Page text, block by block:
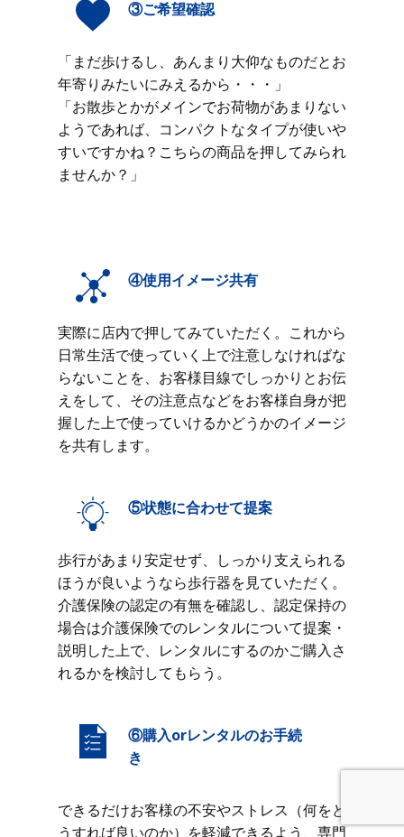
③ご希望確認
「まだ歩けるし、あんまり大仰なものだとお
年寄りみたいにみえるから・・・」
「お散歩とかがメインでお荷物があまりない
ようであれば、コンパクトなタイプが使いや
すいですかね？こちらの商品を押してみられ
ませんか？」
④使用イメージ共有
実際に店内で押してみていただく。これから
日常生活で使っていく上で注意しなければな
らないことを、お客様目線でしっかりとお伝
えをして、その注意点などをお客様自身が把
握した上で使っていけるかどうかのイメージ
を共有します。
⑤状態に合わせて提案
歩行があまり安定せず、しっかり支えられる
ほうが良いようなら歩行器を見ていただく。
介護保険の認定の有無を確認し、認定保持の
場合は介護保険でのレンタルについて提案・
説明した上で、レンタルにするのかご購入さ
れるかを検討してもらう。
⑥購入orレンタルのお手続
き
できるだけお客様の不安やストレス（何をど
うすれば良いのか）を軽減できるよう、専門